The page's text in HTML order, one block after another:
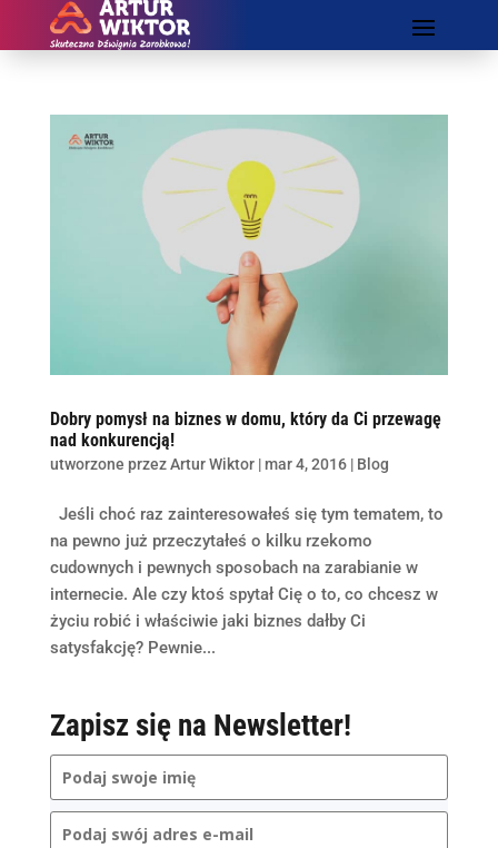
Dobry pomysł na biznes w domu, który da Ci przewagę
nad konkurencją!
utworzone przezArtur Wiktor|mar 4, 2016| Blog
Jeśli choć raz zainteresowałeś się tym tematem, to
na pewno już przeczytałeś o kilku rzekomo
cudownych i pewnych sposobach na zarabianie w
internecie. Ale czy ktoś spytał Cię o to, co chcesz w
życiu robić i właściwie jaki biznes dałby Ci
satysfakcję? Pewnie...
Zapisz się na Newsletter!